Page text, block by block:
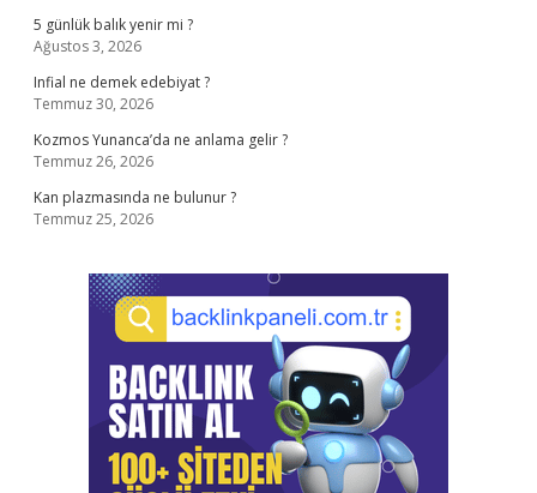
5 günlük balık yenir mi ?
Ağustos 3, 2026
Infial ne demek edebiyat ?
Temmuz 30, 2026
Kozmos Yunanca’da ne anlama gelir ?
Temmuz 26, 2026
Kan plazmasında ne bulunur ?
Temmuz 25, 2026